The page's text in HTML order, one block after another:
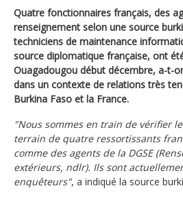
Quatre fonctionnaires français, des
renseignement selon une source
techniciens de maintenance
source diplomatique française, ont
Ouagadougou début décembre, a-t-
dans un contexte de relations très
Burkina Faso et la France.
"Nous sommes en train de vérifier
terrain de quatre ressortissants
comme des agents de la DGSE
extérieurs, ndlr). Ils sont
enquêteurs", a indiqué la source